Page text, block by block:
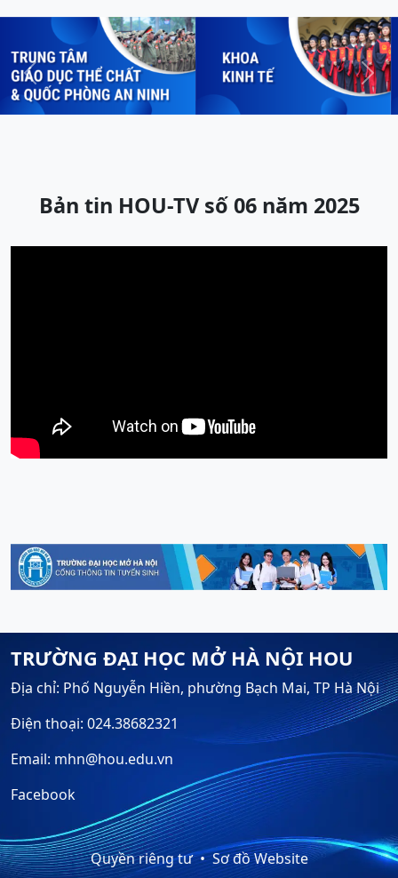
Previous Next
Bản tin HOU-TV số 06 năm 2025
TRƯỜNG ĐẠI HỌC MỞ HÀ NỘI HOU
Địa chỉ: Phố Nguyễn Hiền, phường Bạch Mai, TP Hà Nội
Điện thoại: 024.38682321
Email: mhn@hou.edu.vn
Facebook
Quyền riêng tư Sơ đồ Website